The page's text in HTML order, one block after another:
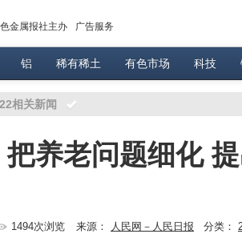
金属报社主办 广告服务
铝 稀有稀土 有色市场 科技
相关新闻
养老问题细化
1494次浏览 来源： 人民网－人民日报 分类：